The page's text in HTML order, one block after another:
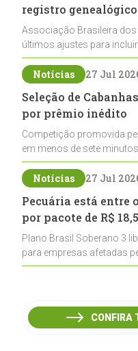
registro genealógico
Associação Brasileira dos
últimos ajustes para
de registros, abrindo
pecuária nacional
Notícias 27 Jul
Seleção de
por prêmio inédito
Competição promovida
em menos de sete
cabanhas na seleção
ao laço
Notícias 27 Jul
Pecuária está entre
por pacote de R$
Plano Brasil Soberano 3
para empresas afetadas
inclui a pecuária entre os
CONFIRA